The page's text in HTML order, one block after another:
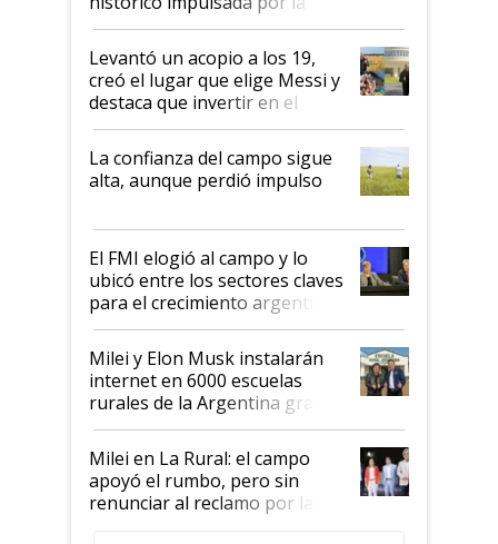
cosecha y las exportaciones
Levantó un acopio a los 19,
creó el lugar que elige Messi y
destaca que invertir en el
kirchnerismo era como "darle
plata a un hijo para droga":
Juan Félix Rossetti, el libertario
que de una dura crisis salió
de Milei
La confianza del campo sigue
alta, aunque perdió impulso
El FMI elogió al campo y lo
ubicó entre los sectores claves
para el crecimiento argentino
Milei y Elon Musk instalarán
internet en 6000 escuelas
rurales de la Argentina gracias
a un acuerdo con Starlink
Milei en La Rural: el campo
apoyó el rumbo, pero sin
renunciar al reclamo por las